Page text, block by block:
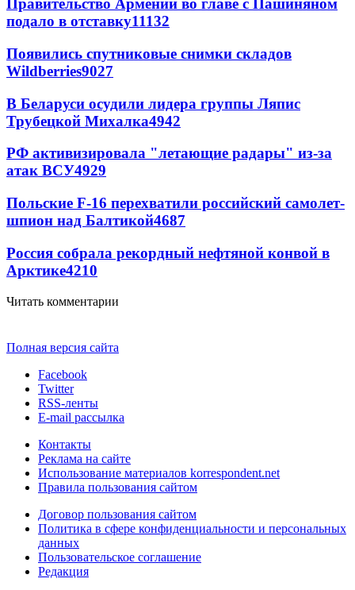
Правительство Армении во главе с Пашиняном
подало в отставку11132
Появились спутниковые снимки складов
Wildberries9027
В Беларуси осудили лидера группы Ляпис
Трубецкой Михалка4942
РФ активизировала "летающие радары" из-за
атак ВСУ4929
Польские F-16 перехватили российский самолет-
шпион над Балтикой4687
Россия собрала рекордный нефтяной конвой в
Арктике4210
Читать комментарии
Полная версия сайта
Facebook
Twitter
RSS-ленты
E-mail рассылка
Контакты
Реклама на сайте
Использование материалов korrespondent.net
Правила пользования сайтом
Договор пользования сайтом
Политика в сфере конфиденциальности и персональных
данных
Пользовательское соглашение
Редакция